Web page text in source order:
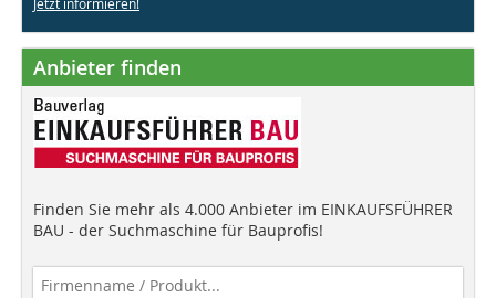
Anbieter finden
Finden Sie mehr als 4.000 Anbieter im EINKAUFSFÜHRER
BAU - der Suchmaschine für Bauprofis!